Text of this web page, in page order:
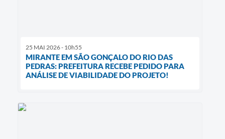
25 MAI 2026 - 10h55
MIRANTE EM SÃO GONÇALO DO RIO DAS
PEDRAS: PREFEITURA RECEBE PEDIDO PARA
ANÁLISE DE VIABILIDADE DO PROJETO!